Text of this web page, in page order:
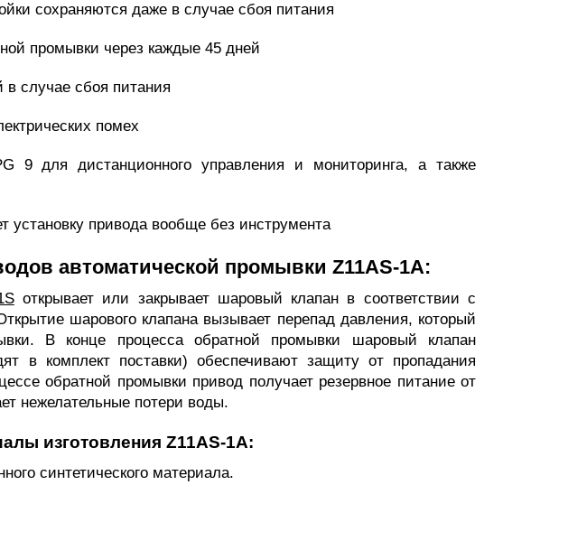
сохраняются даже в случае сбоя питания
промывки через каждые 45 дней
в случае сбоя питания
помех
9 для дистанционного управления и мониторинга, а также
установку привода вообще без инструмента
автоматической промывки Z11AS-1A:
открывает или закрывает шаровый клапан в соответствии с
шарового клапана вызывает перепад давления, который
В конце процесса обратной промывки шаровый клапан
в комплект поставки) обеспечивают защиту от пропадания
обратной промывки привод получает резервное питание от
нежелательные потери воды.
изготовления Z11AS-1A:
синтетического материала.